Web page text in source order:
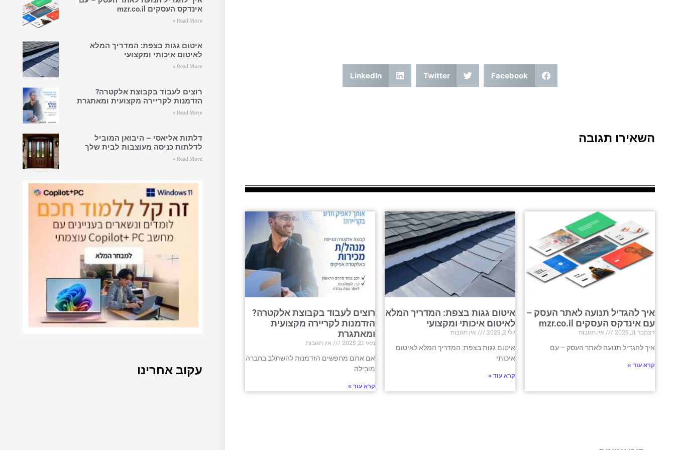
Facebook
Twitter
LinkedIn
השאירו תגובה
איך להגדיל תנועה לאתר העסק –
עם אינדקס העסקים mzr.co.il
דצמבר 11, 2025
אין תגובות
איך להגדיל תנועה לאתר העסק – עם
קרא עוד »
איטום גגות בצפת: המדריך המלא
לאיטום איכותי ומקצועי
יולי 2, 2025
אין תגובות
איטום גגות בצפת: המדריך המלא לאיטום
איכותי
קרא עוד »
רוצים לעבוד בקבוצת אלקטרה?
הזדמנות לקריירה מקצועית
ומאתגרת
מאי 21, 2025
אין תגובות
אם אתם מחפשים הזדמנות להשתלב בחברה
מובילה
קרא עוד »
אינדקס העסקים mzr.co.il
Read More »
איטום גגות בצפת: המדריך המלא
לאיטום איכותי ומקצועי
Read More »
רוצים לעבוד בקבוצת אלקטרה?
הזדמנות לקריירה מקצועית ומאתגרת
Read More »
דלתות אליאסי – היבואן המוביל
לדלתות כניסה מעוצבות לבית שלך
Read More »
עקוב אחרינו